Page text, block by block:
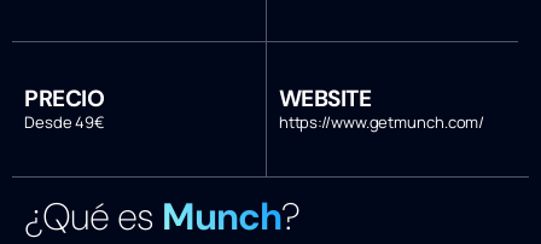
PRECIO
Desde 49€
WEBSITE
https://www.getmunch.com/
¿Qué es Munch?